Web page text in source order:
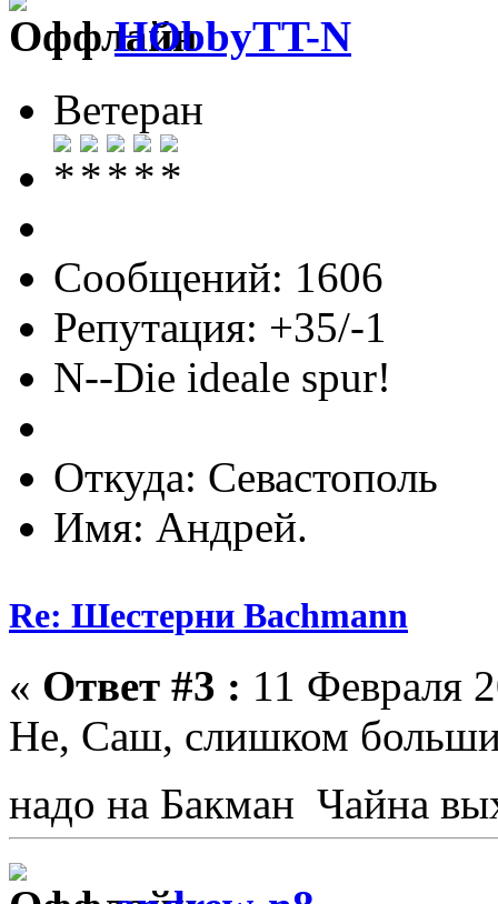
HObbyTT-N
Ветеран
Сообщений: 1606
Репутация: +35/-1
N--Die ideale spur!
Откуда: Севастополь
Имя: Андрей.
Re: Шестерни Bachmann
« Ответ #3 : 11 Февраля
Не, Саш, слишком
надо на Бакман Чайна